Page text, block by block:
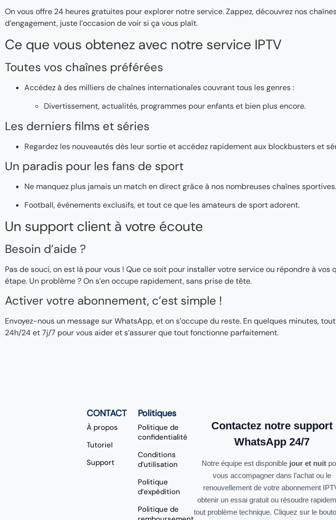
On vous offre 24 heures gratuites pour explorer notre service. Zappez, découvrez nos
d’engagement, juste l’occasion de voir si ça vous plaît.
Ce que vous obtenez avec notre service IPTV
Toutes vos chaînes préférées
Accédez à des milliers de chaînes internationales couvrant tous les genres :
Divertissement, actualités, programmes pour enfants et bien plus encore.
Les derniers films et séries
Regardez les nouveautés dès leur sortie et accédez rapidement aux blockbusters et
Un paradis pour les fans de sport
Ne manquez plus jamais un match en direct grâce à nos nombreuses chaînes sportives.
Football, événements exclusifs, et tout ce que les amateurs de sport adorent.
Un support client à votre écoute
Besoin d’aide ?
Pas de souci, on est là pour vous ! Que ce soit pour installer votre service ou répondre à vos
étape. Un problème ? On s’en occupe rapidement, sans prise de tête.
Activer votre abonnement, c’est simple !
Envoyez-nous un message sur WhatsApp, et on s’occupe du reste. En quelques minutes,
24h/24 et 7j/7 pour vous aider et s’assurer que tout fonctionne parfaitement.
CONTACT
À propos
Tutoriel
Support
Politiques
Politique de
confidentialité
Conditions
d’utilisation
Politique
d’expédition
Politique de
Contactez notre support
WhatsApp 24/7
Notre équipe est disponible jour et nuit
vous accompagner dans l’achat ou le
renouvellement de votre abonnement
obtenir un essai gratuit ou résoudre
tout problème technique. Cliquez sur le